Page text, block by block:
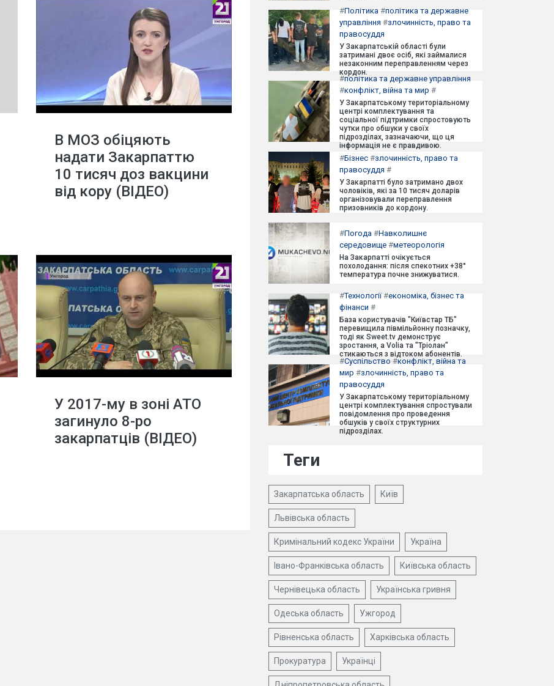
В МОЗ обіцяють
надати Закарпаттю
10 тисяч доз вакцини
від кору (ВІДЕО)
У 2017-му в зоні АТО
загинуло 8-ро
закарпатців (ВІДЕО)
#Політика #політика та державне
управління #злочинність, право та
правосуддя
У Закарпатській області були
затримані двоє осіб, які займалися
незаконним переправленням через
кордон.
#політика та державне управління
#конфлікт, війна та мир #
У Закарпатському територіальному
центрі комплектування та
соціальної підтримки спростовують
чутки про обшуки у своїх
підрозділах, зазначаючи, що ця
інформація не є правдивою.
#Бізнес #злочинність, право та
правосуддя #
У Закарпатті було затримано двох
чоловіків, які за 10 тисяч доларів
організовували переправлення
призовників до кордону.
#Погода #Навколишнє
середовище #метеорологія
На Закарпатті очікується
похолодання: після спекотних +38°
температура почне знижуватися.
#Технології#економіка, бізнес та
фінанси #
База користувачів "Київстар ТБ"
перевищила півмільйонну позначку,
тоді як Sweet.tv демонструє
зростання, а Volia та "Тріолан"
стикаються з відтоком абонентів.
#Суспільство #конфлікт, війна та
мир #злочинність, право та
правосуддя
У Закарпатському територіальному
центрі комплектування спростували
повідомлення про проведення
обшуків у своїх структурних
підрозділах.
Теги
Закарпатська область Київ
Львівська область
Кримінальний кодекс України Україна
Івано-Франківська область Київська область
Чернівецька область Українська гривня
Одеська область Ужгород
Рівненська область Харківська область
Прокуратура Українці